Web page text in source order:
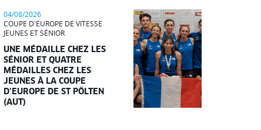
04/08/2026
COUPE D'EUROPE DE VITESSE
JEUNES ET SÉNIOR
UNE MÉDAILLE CHEZ LES
SÉNIOR ET QUATRE
MÉDAILLES CHEZ LES
JEUNES À LA COUPE
D’EUROPE DE ST PÖLTEN
(AUT)